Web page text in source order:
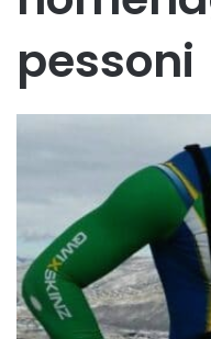
pessoni